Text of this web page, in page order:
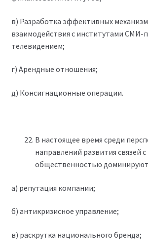
в) Разработка эффективных
взаимодействия с институтами СМИ-
телевидением;
г) Арендные отношения;
д) Консигнационные операции.
В настоящее время среди
направлений развития связей с
общественностью доминируют
а) репутация компании;
б) антикризисное управление;
в) раскрутка национального бренда;